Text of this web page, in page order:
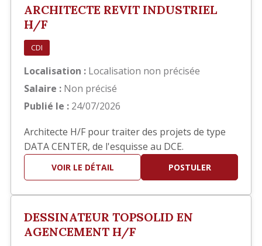
durée d'un an et à co…
ARCHITECTE REVIT INDUSTRIEL
H/F
CDI
Localisation : Localisation non précisée
Salaire : Non précisé
Publié le : 24/07/2026
Architecte H/F pour traiter des projets de type
DATA CENTER, de l'esquisse au DCE.
VOIR LE DÉTAIL POSTULER
DESSINATEUR TOPSOLID EN
AGENCEMENT H/F